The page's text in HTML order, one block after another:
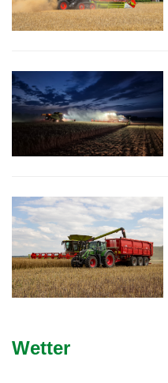
Wetter